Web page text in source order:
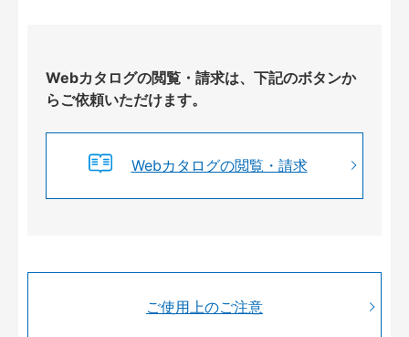
Webカタログの閲覧・請求は、下記のボタンか
らご依頼いただけます。
Webカタログの閲覧・請求
ご使用上のご注意